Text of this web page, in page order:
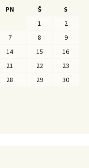
PN Š
S
1
2
7 8
9
14 15
16
21 22
23
28 29
30